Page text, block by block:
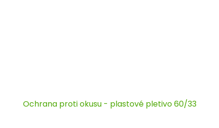
Ochrana proti okusu - plastové pletivo 60/33